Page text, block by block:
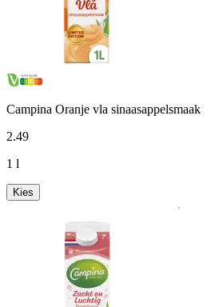
Campina Oranje vla sinaasappelsmaak
2.49
1 l
Kies